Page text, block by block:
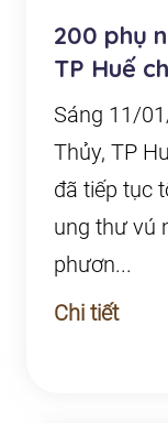
200 phụ
TP Huế
lọc ung
Sáng 11/
Thủy, TP
đã tiếp tục
ung thư vú
phươn...
Chi tiết